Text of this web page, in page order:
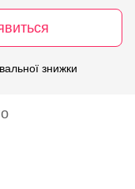
знижки